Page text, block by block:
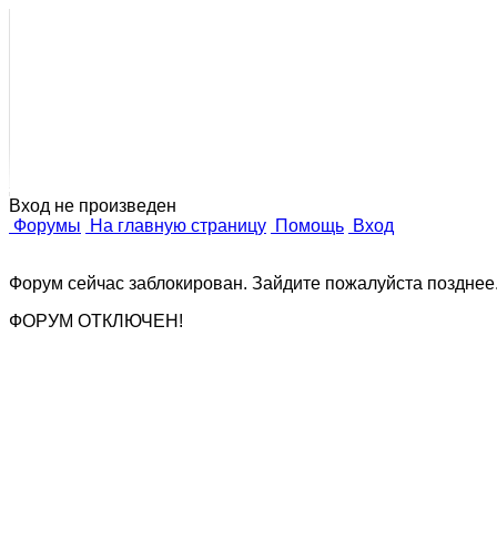
Вход не произведен
Форумы
На главную страницу Помощь Вход
Форум сейчас заблокирован. Зайдите пожалуйста
ФОРУМ ОТКЛЮЧЕН!